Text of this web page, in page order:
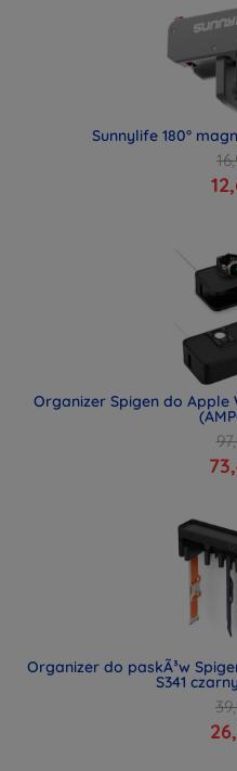
Sunnylife 180°
Organizer Spigen do Apple
Organizer do paskÃ³w
S341